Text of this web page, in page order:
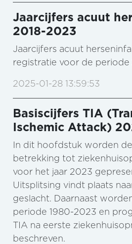
Jaarcijfers acuut
2018-2023
Jaarcijfers acuut
registratie voor de periode
2025-01-28 13:59:53
Basiscijfers TIA
Ischemic Attack)
In dit hoofdstuk worden
betrekking tot
voor het jaar 2023
Uitsplitsing vindt plaats
geslacht. Daarnaast
periode 1980-2023 en
TIA na eerste
beschreven.